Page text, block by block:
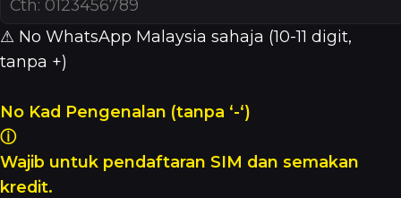
⚠ No WhatsApp Malaysia sahaja (10-11 digit,
tanpa +)
No Kad Pengenalan (tanpa ‘-‘)
ⓘ
Wajib untuk pendaftaran SIM dan semakan
kredit.